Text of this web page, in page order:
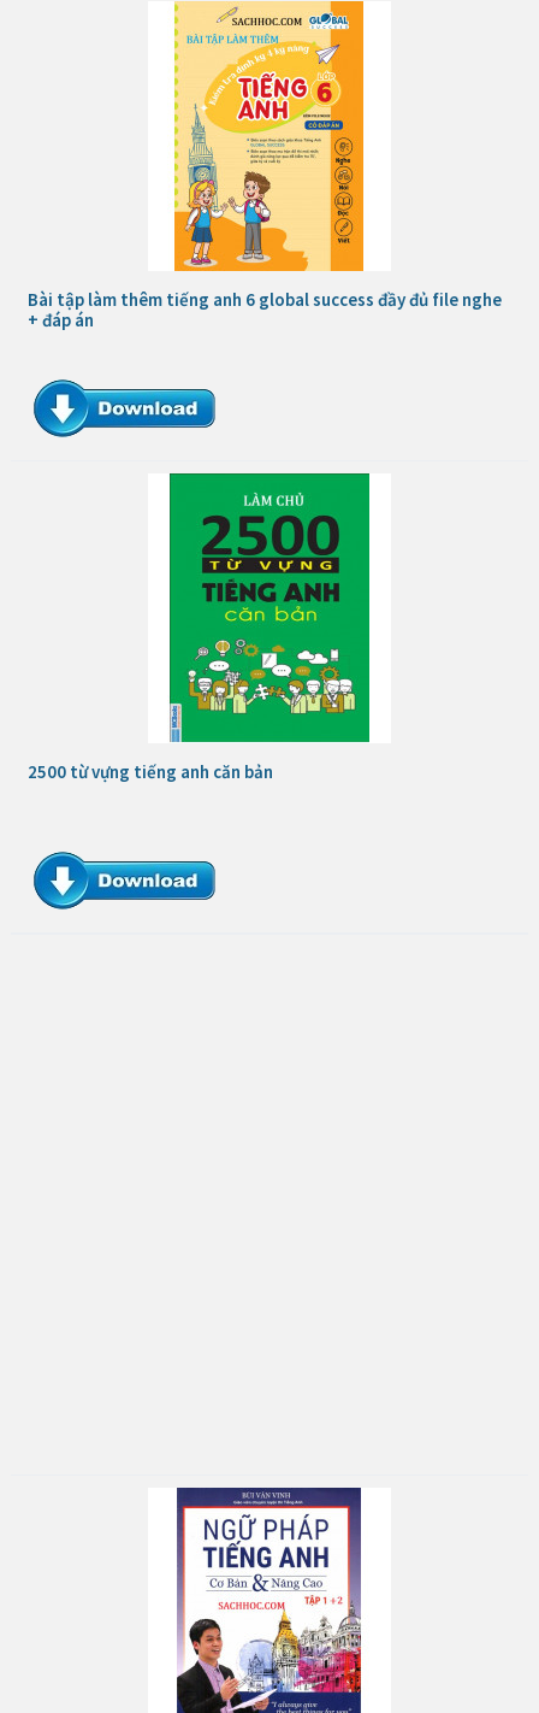
Bài tập làm thêm tiếng anh 6 global success đầy đủ file nghe
+ đáp án
2500 từ vựng tiếng anh căn bản